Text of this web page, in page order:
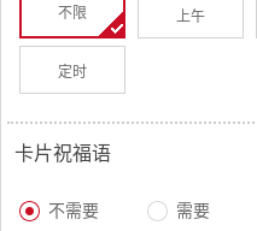
不限 上午
定时
卡片祝福语
不需要 需要